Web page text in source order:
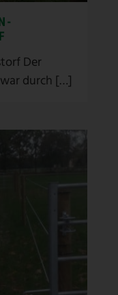
E
Der
durch […]